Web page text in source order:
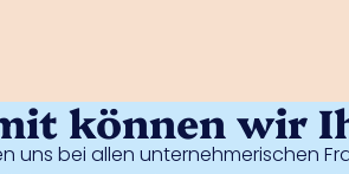
können wir
uns bei allen unternehmerischen